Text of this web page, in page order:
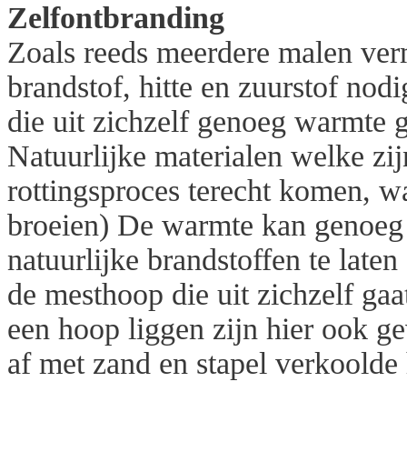
Zelfontbranding
Zoals reeds meerdere malen
brandstof, hitte en zuurstof
die uit zichzelf genoeg warmte
Natuurlijke materialen welke
rottingsproces terecht komen,
broeien) De warmte kan
natuurlijke brandstoffen te
de mesthoop die uit zichzelf
een hoop liggen zijn hier ook
af met zand en stapel